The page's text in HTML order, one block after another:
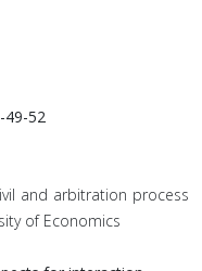
49-52
and arbitration process
of Economics